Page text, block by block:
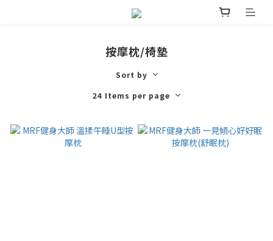
按摩枕/椅墊
Sort by
24 Items per page